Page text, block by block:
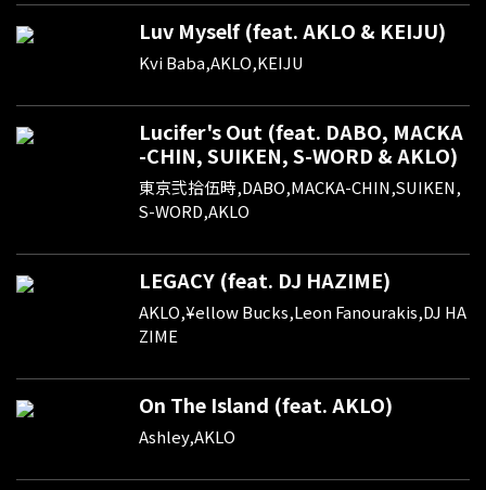
Luv Myself (feat. AKLO & KEIJU)
Kvi Baba,AKLO,KEIJU
Lucifer's Out (feat. DABO, MACKA
-CHIN, SUIKEN, S-WORD & AKLO)
東京弐拾伍時,DABO,MACKA-CHIN,SUIKEN,
S-WORD,AKLO
LEGACY (feat. DJ HAZIME)
AKLO,¥ellow Bucks,Leon Fanourakis,DJ HA
ZIME
On The Island (feat. AKLO)
Ashley,AKLO